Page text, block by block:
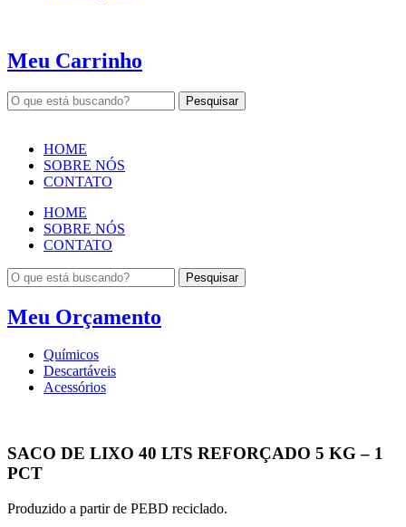
Meu Carrinho
Pesquisar
HOME
SOBRE NÓS
CONTATO
HOME
SOBRE NÓS
CONTATO
Pesquisar
Meu Orçamento
Químicos
Descartáveis
Acessórios
SACO DE LIXO 40 LTS REFORÇADO 5 KG – 1
PCT
Produzido a partir de PEBD reciclado.